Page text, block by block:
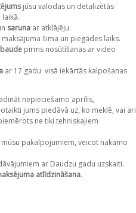
jūsu valodas un detalizētās
saruna ar atklājēju.
šima un piegādes laiks.
pirms nosūtīšanas ar video
ar 17 gadu visā iekārtās kalpošanas
nepieciešamo aprīlis,
jums piedāvā uz, ko meklē, vai ari
ne tiki tehniskajiem
pakalpojumiem, veicot nakamo
ar Daudzu gadu uzskaiti.
atlīdzināšana.